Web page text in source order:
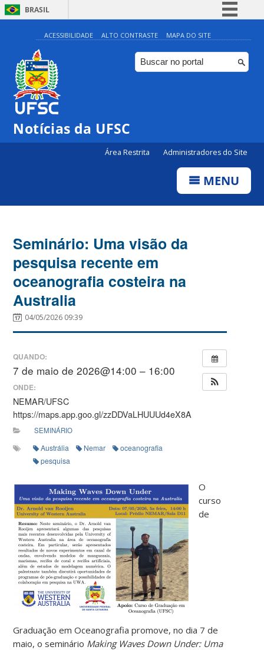
BRASIL
Simplifique!
Comunica BR
Participe
ACESSIBILIDADE ALTO CONTRASTE MAPA DO SITE
Notícias da UFSC
Área Restrita Administradores do Site
MENU
Seminário: Uma visão da
pesquisa recente em
oceanografia costeira na
Australia
04/05/2026 09:39
QUANDO:
7 de maio de 2026@14:00 – 16:00
ONDE:
NEMAR/UFSC
https://maps.app.goo.gl/zzDDVaLHUUUd4eX8A
SEMINÁRIO
Austrália Nemar
oceanografia
pesquisa
O
curso
de
Graduação em Oceanografia promove, no dia 7 de
maio, o seminário Making Waves Down Under: Uma